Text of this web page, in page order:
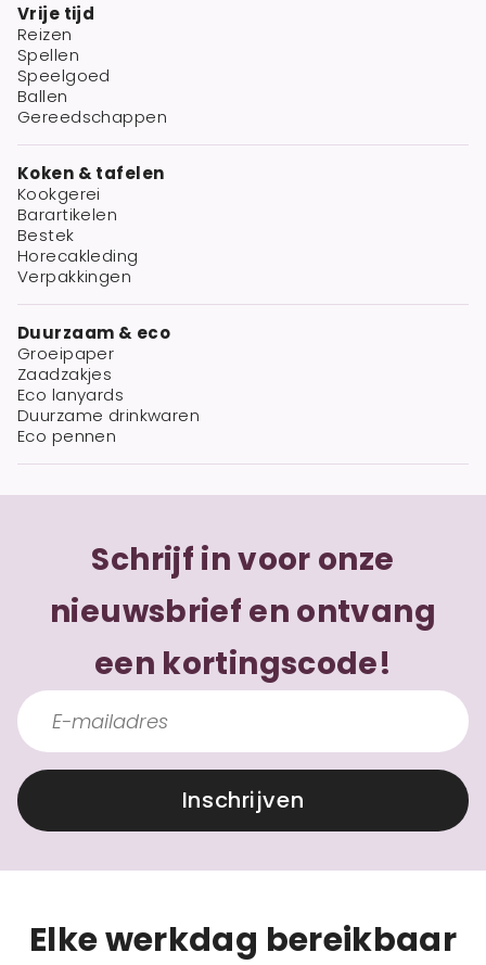
Vrije tijd
Reizen
Spellen
Speelgoed
Ballen
Gereedschappen
Koken & tafelen
Kookgerei
Barartikelen
Bestek
Horecakleding
Verpakkingen
Duurzaam & eco
Groeipaper
Zaadzakjes
Eco lanyards
Duurzame drinkwaren
Eco pennen
Schrijf in voor onze
nieuwsbrief en ontvang
een kortingscode!
Inschrijven
Elke werkdag bereikbaar